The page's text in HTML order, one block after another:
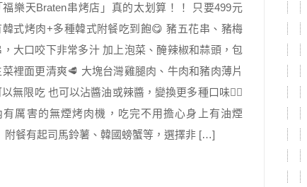
福樂天Braten串烤店」真的太划算！！ 只要499元
韓式烤肉+多種韓式附餐吃到飽😋 豬五花串、豬梅
，大口咬下非常多汁 加上泡菜、醃辣椒和蒜頭，包
菜裡面更清爽🥩 大塊台灣雞腿肉、牛肉和豬肉薄片
無限吃 也可以沾醬油或辣醬，變換更多種口味👍🏻
有厲害的無煙烤肉機，吃完不用擔心身上有油煙
附餐有起司馬鈴薯、韓國螃蟹等，選擇非 […]